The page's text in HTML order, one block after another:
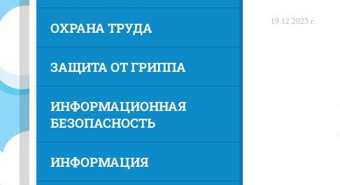
ОХРАНА ТРУДА
ЗАЩИТА ОТ ГРИППА
ИНФОРМАЦИОННАЯ
БЕЗОПАСНОСТЬ
ИНФОРМАЦИЯ
19.12.2023 г.